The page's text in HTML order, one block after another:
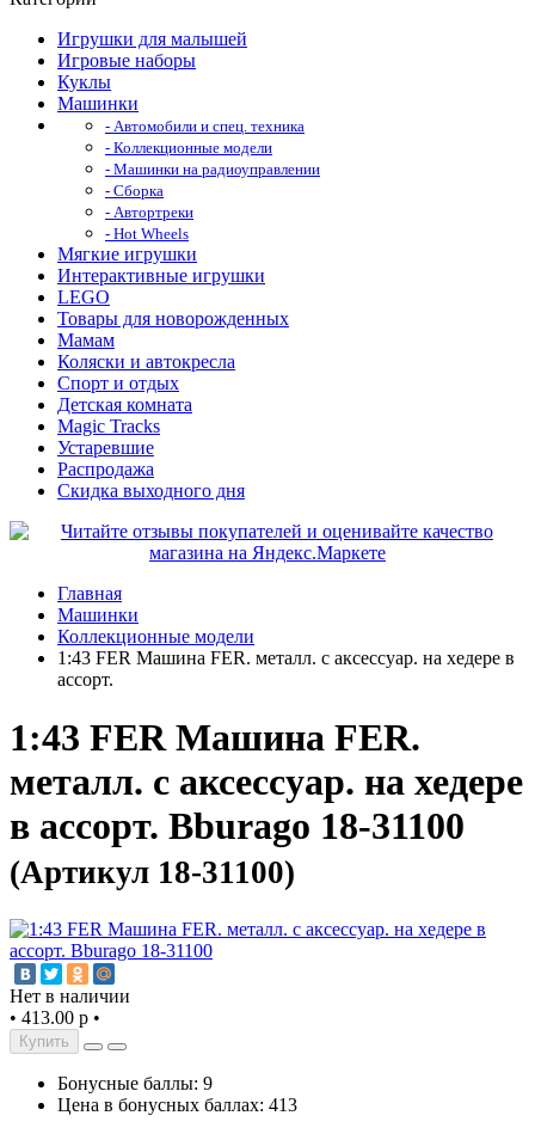
Игрушки для малышей
Игровые наборы
Куклы
Машинки
- Автомобили и спец. техника
- Коллекционные модели
- Машинки на радиоуправлении
- Сборка
- Автортреки
- Hot Wheels
Мягкие игрушки
Интерактивные игрушки
LEGO
Товары для новорожденных
Мамам
Коляски и автокресла
Спорт и отдых
Детская комната
Magic Tracks
Устаревшие
Распродажа
Скидка выходного дня
Главная
Машинки
Коллекционные модели
1:43 FER Машина FER. металл. с аксессуар. на хедере в
ассорт.
1:43 FER Машина FER.
металл. с аксессуар. на хедере
в ассорт. Bburago 18-31100
(Артикул 18-31100)
Нет в наличии
• 413.00 р •
Купить
Бонусные баллы: 9
Цена в бонусных баллах: 413